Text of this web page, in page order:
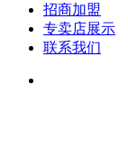
招商加盟
专卖店展示
联系我们